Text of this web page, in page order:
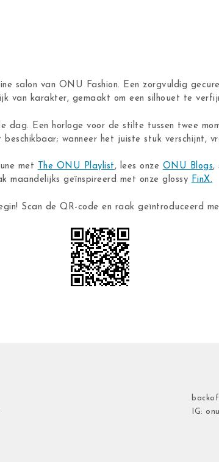
salon van ONU Fashion. Een zorgvuldig
van karakter, gemaakt om een silhouet te
Een horloge voor de stilte tussen twee
beschikbaar; wanneer het juiste stuk verschijnt,
met The ONU Playlist, lees onze ONU Blogs,
maandelijks geïnspireerd met onze glossy FinX.
Scan de QR-code en raak geïntroduceerd
IG: